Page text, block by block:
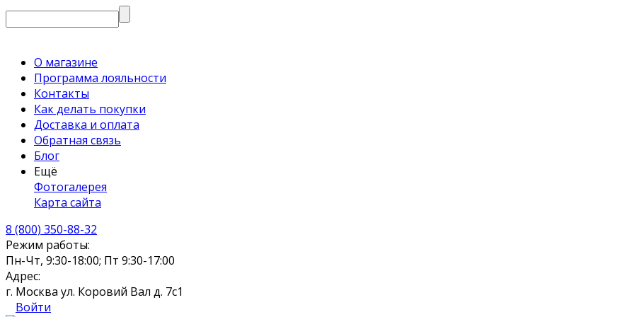
О магазине
Программа лояльности
Контакты
Как делать покупки
Доставка и оплата
Обратная связь
Блог
Ещё
Фотогалерея
Карта сайта
8 (800) 350-88-32
Режим работы:
Пн-Чт, 9:30-18:00; Пт 9:30-17:00
Адрес:
г. Москва ул. Коровий Вал д. 7с1
Войти